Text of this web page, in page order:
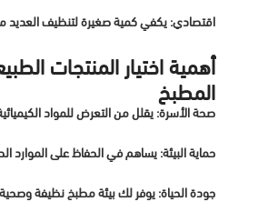
اقتصادي: يكفي كمية صغيرة لتنظيف العديد
أهمية اختيار المنتجات
المطبخ
صحة الأسرة: يقلل من التعرض للمواد
حماية البيئة: يساهم في الحفاظ على الموارد
جودة الحياة: يوفر لك بيئة مطبخ نظيفة